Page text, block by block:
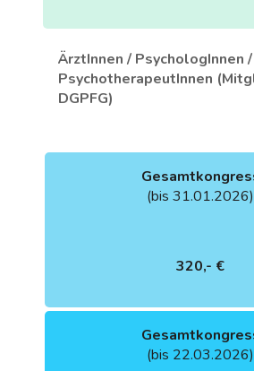
ÄrztInnen / PsychologInnen /
PsychotherapeutInnen
DGPFG)
(bis 31.01.2026)
320,- €
(bis 22.03.2026)